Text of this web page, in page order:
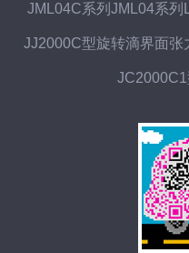
JML04C系列JML04系列
JJ2000C型旋转滴界面张